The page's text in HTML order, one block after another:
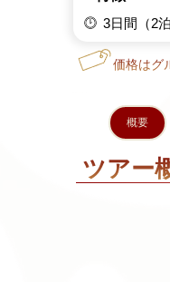
価格はグ
3日間（2泊
概要
ツアー